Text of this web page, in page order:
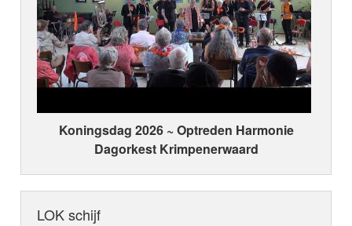
Koningsdag 2026 ~ Optreden Harmonie
Dagorkest Krimpenerwaard
LOK schijf